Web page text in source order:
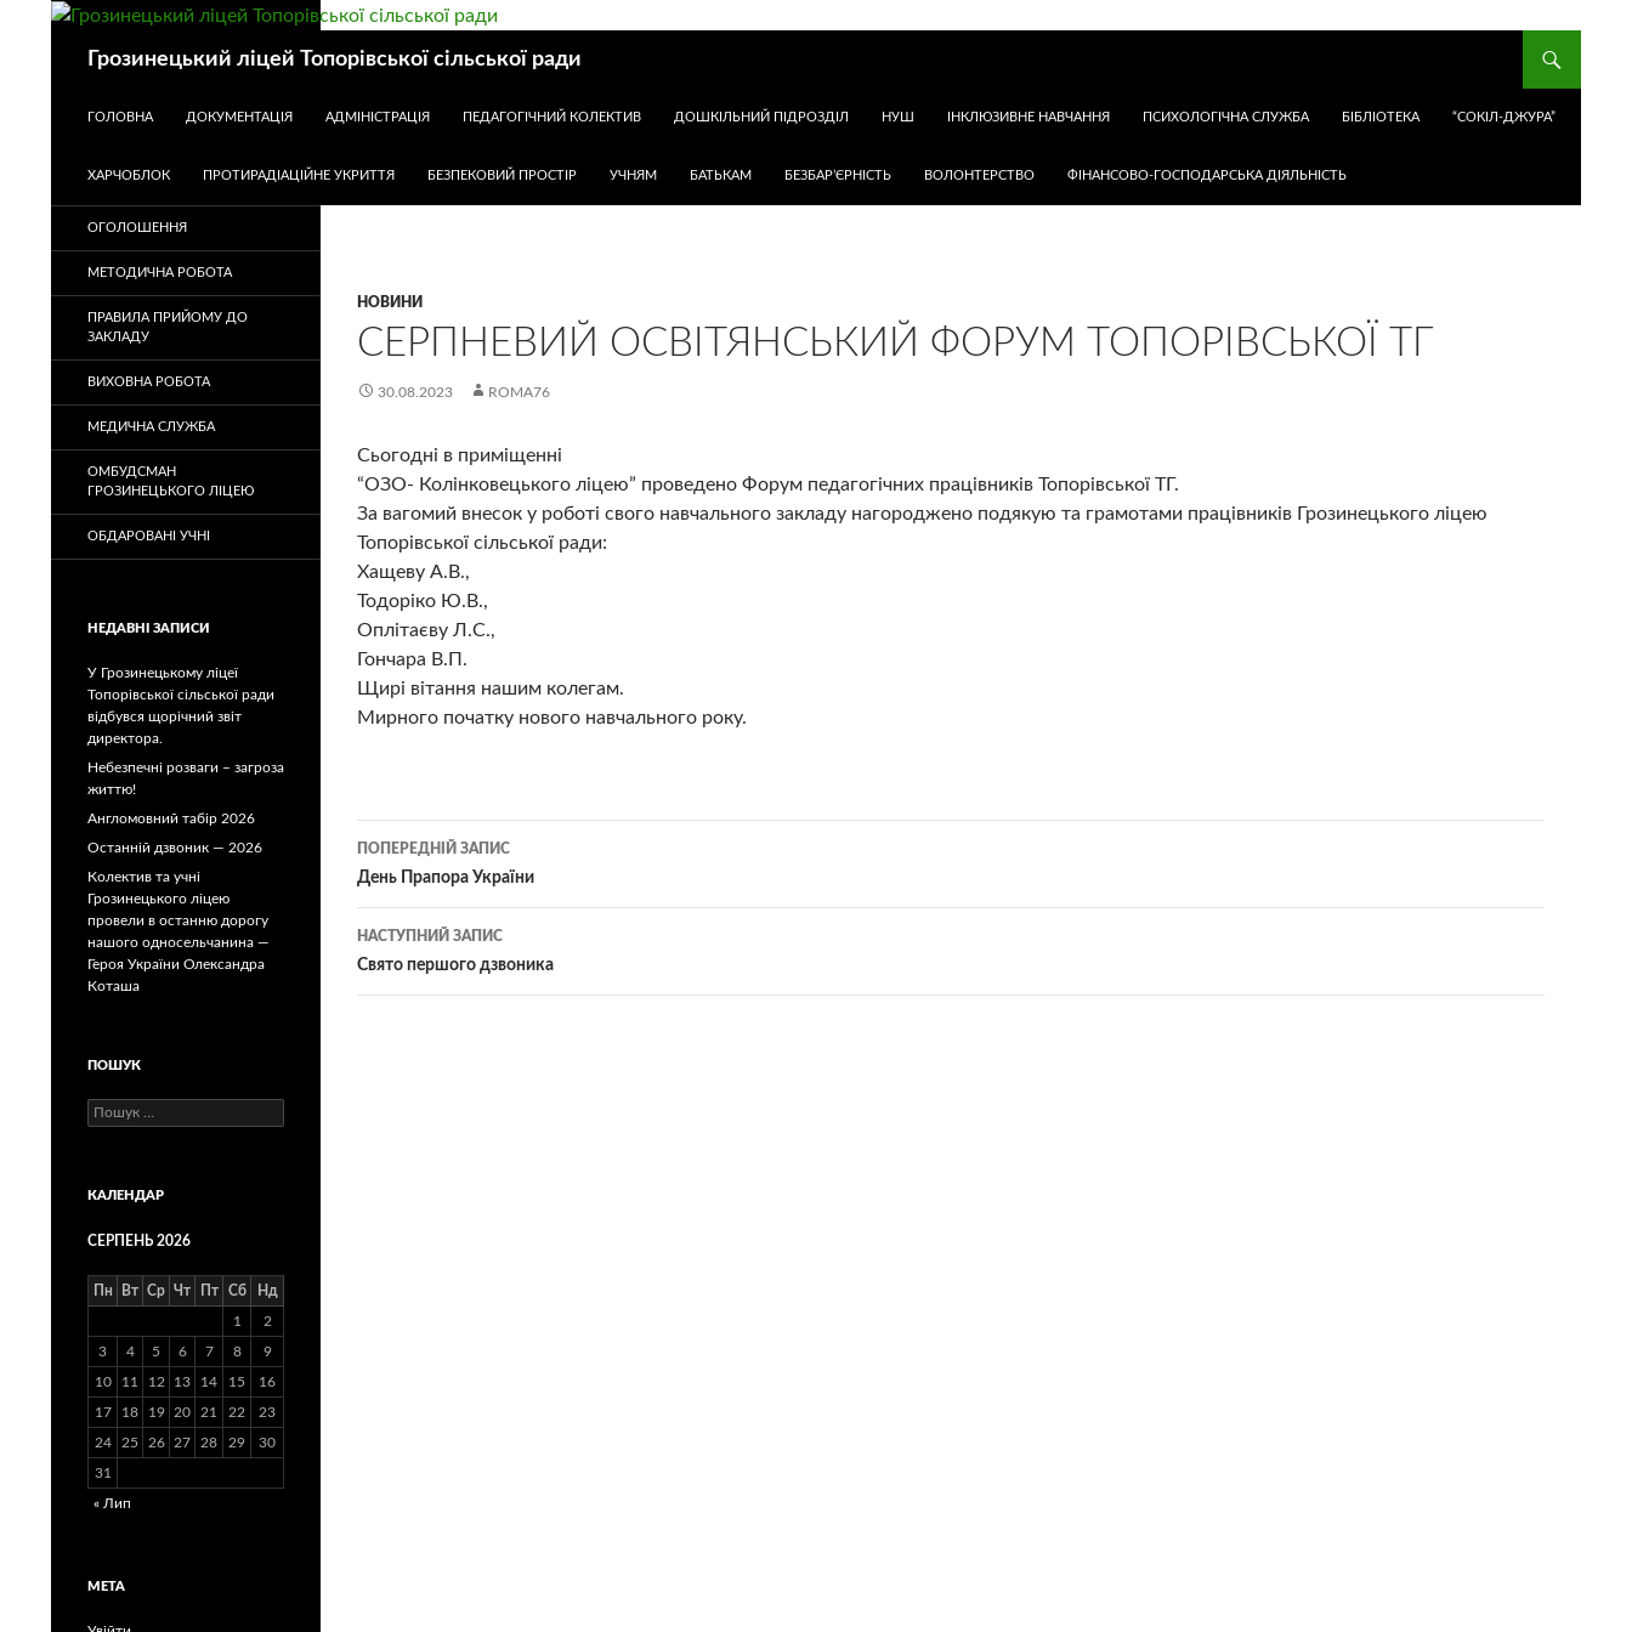
Грозинецький ліцей Топорівської сільської ради
ГОЛОВНА
ДОКУМЕНТАЦІЯ АДМІНІСТРАЦІЯ ПЕДАГОГІЧНИЙ КОЛЕКТИВ ДОШКІЛЬНИЙ ПІДРОЗДІЛ НУШ ІНКЛЮЗИВНЕ НАВЧАННЯ ПСИХОЛОГІЧНА СЛУЖБА БІБЛІОТЕКА “СОКІЛ-ДЖУРА”
ХАРЧОБЛОК ПРОТИРАДІАЦІЙНЕ УКРИТТЯ БЕЗПЕКОВИЙ ПРОСТІР УЧНЯМ БАТЬКАМ БЕЗБАР’ЄРНІСТЬ ВОЛОНТЕРСТВО ФІНАНСОВО-ГОСПОДАРСЬКА ДІЯЛЬНІСТЬ
НОВИНИ
СЕРПНЕВИЙ ОСВІТЯНСЬКИЙ ФОРУМ ТОПОРІВСЬКОЇ ТГ
30.08.2023 ROMA76
Сьогодні в приміщенні
“ОЗО- Колінковецького ліцею” проведено Форум педагогічних працівників Топорівської ТГ.
За вагомий внесок у роботі свого навчального закладу нагороджено подякую та грамотами працівників Грозинецького ліцею
Топорівської сільської ради:
Хащеву А.В.,
Тодоріко Ю.В.,
Оплітаєву Л.С.,
Гончара В.П.
Щирі вітання нашим колегам.
Мирного початку нового навчального року.
Навігація
по
записам
ПОПЕРЕДНІЙ ЗАПИС
День Прапора України
НАСТУПНИЙ ЗАПИС
Свято першого дзвоника
ОГОЛОШЕННЯ
МЕТОДИЧНА РОБОТА
ПРАВИЛА ПРИЙОМУ ДО
ЗАКЛАДУ
ВИХОВНА РОБОТА
МЕДИЧНА СЛУЖБА
ОМБУДСМАН
ГРОЗИНЕЦЬКОГО ЛІЦЕЮ
ОБДАРОВАНІ УЧНІ
НЕДАВНІ ЗАПИСИ
У Грозинецькому ліцеї
Топорівської сільської ради
відбувся щорічний звіт
директора.
Небезпечні розваги – загроза
життю!
Англомовний табір 2026
Останній дзвоник — 2026
Колектив та учні
Грозинецького ліцею
провели в останню дорогу
нашого односельчанина —
Героя України Олександра
Коташа
ПОШУК
Пошук:
КАЛЕНДАР
СЕРПЕНЬ 2026
Пн Вт Ср Чт Пт Сб Нд
1 2
3 4 5 6 7 8 9
10 11 12 13 14 15 16
17 18 19 20 21 22 23
24 25 26 27 28 29 30
31
« Лип
МЕТА